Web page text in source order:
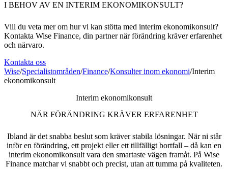
I BEHOV AV EN INTERIM EKONOMIKONSULT?
Vill du veta mer om hur vi kan stötta med interim ekonomikonsult?
Kontakta Wise Finance, din partner när förändring kräver erfarenhet
och närvaro.
Kontakta oss
Wise/Specialistområden/Finance/Konsulter inom ekonomi/Interim
ekonomikonsult
Interim ekonomikonsult
NÄR FÖRÄNDRING KRÄVER ERFARENHET
Ibland är det snabba beslut som kräver stabila lösningar. När ni står
inför en förändring, ett projekt eller ett tillfälligt bortfall – då kan en
interim ekonomikonsult vara den smartaste vägen framåt. På Wise
Finance matchar vi snabbt och precist, utan att tumma på kvaliteten.